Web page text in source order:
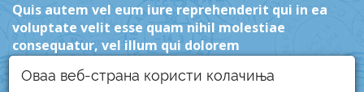
Quis autem vel eum iure reprehenderit qui in ea
voluptate velit esse quam nihil molestiae
consequatur, vel illum qui dolorem
Оваа веб-страна користи колачиња